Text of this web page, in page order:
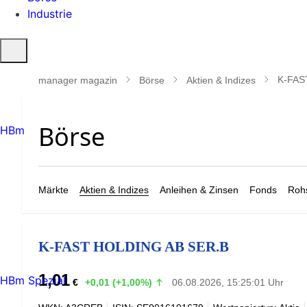
Industrie
öffnen
manager magazin Börse Aktien & Indizes K-
Märkte Aktien & Indizes Anleihen & Zinsen Fonds
K-FAST HOLDING AB SER.B
1,01 € +0,01 (+1,00%) 06.08.2026, 15:25:01 Uhr
HBm
HBm Spezial